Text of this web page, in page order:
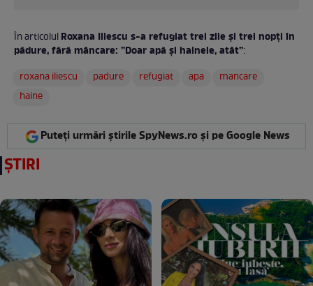
În articolulRoxana Iliescu s-a refugiat trei zile și trei nopți în
pădure, fără mâncare: ”Doar apă și hainele, atât”:
roxana iliescu
padure refugiat apa
mancare
haine
Puteți urmări știrile SpyNews.ro și pe Google News
ȘTIRI